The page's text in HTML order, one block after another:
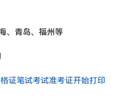
、青岛、福州等
证笔试考试准考证开始打印